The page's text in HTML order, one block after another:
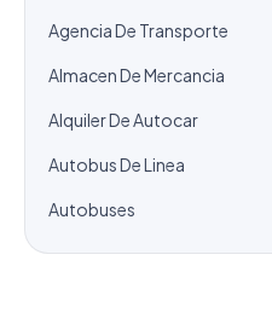
Agencia De Transporte
Almacen De Mercancia
Alquiler De Autocar
Autobus De Linea
Autobuses